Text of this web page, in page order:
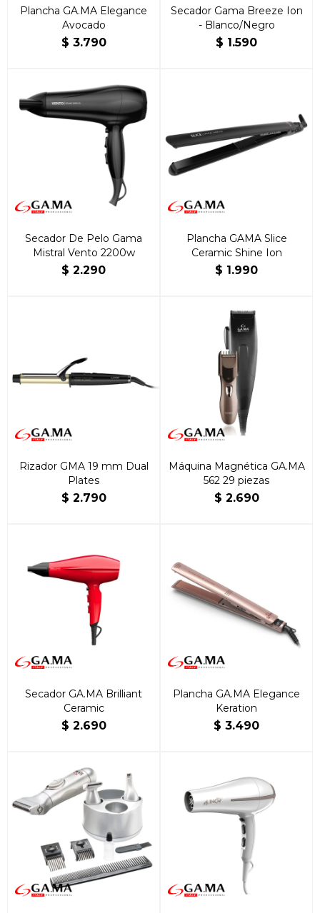
Plancha GA.MA Elegance
Avocado
$ 3.790
Secador Gama Breeze Ion
- Blanco/Negro
$ 1.590
Secador De Pelo Gama
Mistral Vento 2200w
$ 2.290
Plancha GAMA Slice
Ceramic Shine Ion
$ 1.990
Rizador GMA 19 mm Dual
Plates
$ 2.790
Máquina Magnética GA.MA
562 29 piezas
$ 2.690
Secador GA.MA Brilliant
Ceramic
$ 2.690
Plancha GA.MA Elegance
Keration
$ 3.490